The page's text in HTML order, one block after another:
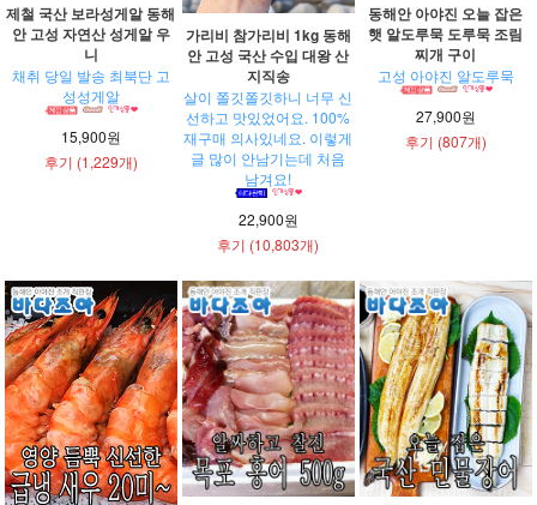
제철 국산 보라성게알 동해
안 고성 자연산 성게알 우
니
채취 당일 발송 최북단 고
성성게알
15,900원
후기 (1,229개)
가리비 참가리비 1kg 동해
안 고성 국산 수입 대왕 산
지직송
살이 쫄깃쫄깃하니 너무 신
선하고 맛있었어요. 100%
재구매 의사있네요. 이렇게
글 많이 안남기는데 처음
남겨요!
22,900원
후기 (10,803개)
동해안 아야진 오늘 잡은
햇 알도루묵 도루묵 조림
찌개 구이
고성 아야진 알도루묵
27,900원
후기 (807개)